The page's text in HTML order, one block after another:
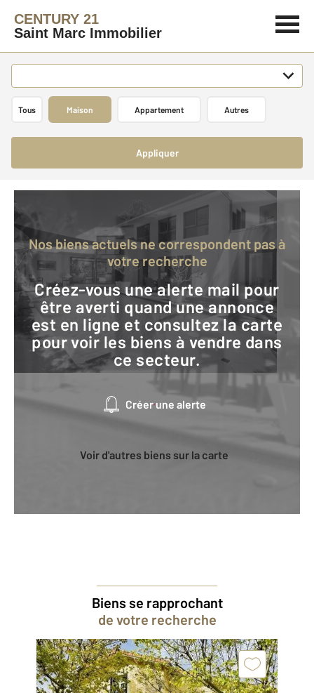
CENTURY 21
Saint Marc Immobilier
Tous Maison Appartement Autres
Appliquer
Nos biens actuels ne correspondent pas à
votre recherche
Créez-vous une alerte mail pour
être averti quand une annonce
est en ligne et consultez la carte
pour voir les biens à vendre dans
ce secteur.
Créer une alerte
Voir d'autres biens sur la carte
Biens se rapprochant
de votre recherche